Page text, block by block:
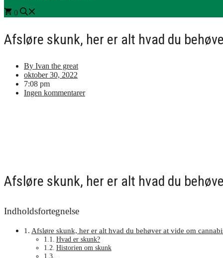
0
Afsløre skunk, her er alt hvad du
By Ivan the great
oktober 30, 2022
7:08 pm
Ingen kommentarer
Afsløre skunk, her er alt hvad du
Indholdsfortegnelse
Afsløre skunk, her er alt hvad du behøver at vide om
Hvad er skunk?
Historien om skunk